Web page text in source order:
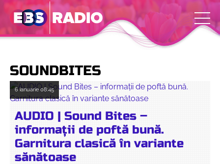
SOUNDBITES
6 ianuarie08:45
AUDIO | Sound Bites –
informații de poftă bună.
Garnitura clasică în variante
sănătoase